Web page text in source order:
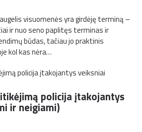
visuomenės yra girdėję terminą –
ir nuo seno paplitęs terminas ir
būdas, tačiau jo praktinis
kol kas nėra…
policija įtakojantys
ir neigiami)